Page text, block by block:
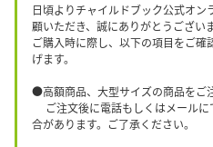
日頃よりチャイルドブック公式オ
顧いただき、誠にありがとうございま
ご購入時に際し、以下の項目をご
げます。
●高額商品、大型サイズの商品をご
ご注文後に電話もしくはメールに
合があります。ご了承ください。